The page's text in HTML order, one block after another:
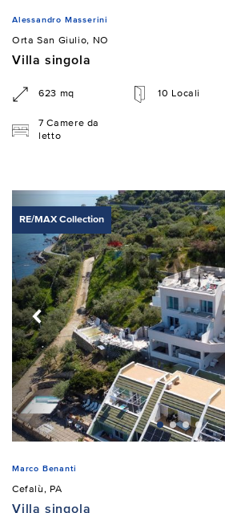
Alessandro Masserini
Orta San Giulio, NO
Villa singola
623 mq 10 Locali
7 Camere da
letto
RE/MAX Collection
Marco Benanti
Cefalù, PA
Villa singola